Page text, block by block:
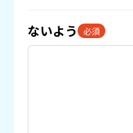
ないよう 必須